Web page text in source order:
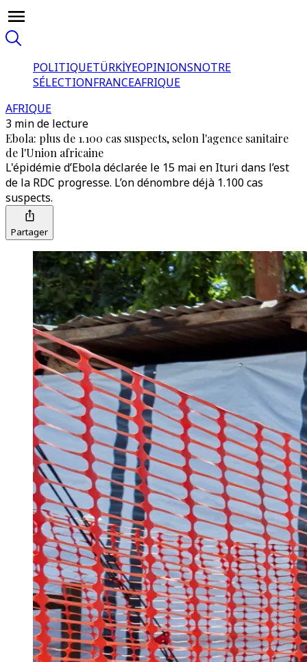
POLITIQUETÜRKİYEOPINIONSNOTRE
SÉLECTIONFRANCEAFRIQUE
AFRIQUE
3 min de lecture
Ebola: plus de 1.100 cas suspects, selon l'agence sanitaire
de l'Union africaine
L'épidémie d’Ebola déclarée le 15 mai en Ituri dans l’est
de la RDC progresse. L’on dénombre déjà 1.100 cas
suspects.
Partager